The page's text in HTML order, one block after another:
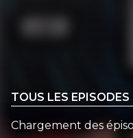
TOUS LES EPISODES
Chargement des